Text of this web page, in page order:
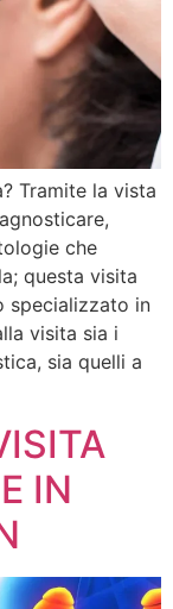
Tramite la vista
che
questa visita
specializzato in
visita sia i
sia quelli a
IN